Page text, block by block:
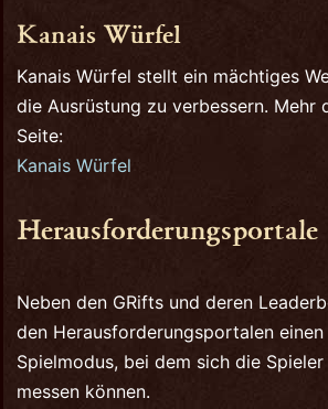
Kanais Würfel
Kanais Würfel stellt ein mächtiges
die Ausrüstung zu verbessern. Mehr
Seite:
Kanais Würfel
Herausforderungsportale
Neben den GRifts und deren
den Herausforderungsportalen
Spielmodus, bei dem sich die
messen können.